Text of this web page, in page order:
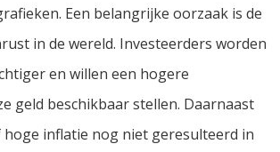
Een belangrijke oorzaak is de
in de wereld. Investeerders worden
en willen een hogere
geld beschikbaar stellen. Daarnaast
inflatie nog niet geresulteerd in